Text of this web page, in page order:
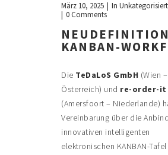
März 10, 2025 InUnkategorisiert
0 Comments
KANBAN-
Die TeDaLoS GmbH (Wien –
Österreich) und re-order-it
(Amersfoort – Niederlande)
Vereinbarung über die
innovativen intelligenten
elektronischen KANBAN-